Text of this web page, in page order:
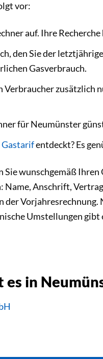
vor:
auf. Ihre
den Sie der
Gasverbrauch.
zusätzlich
für Neumünster
Gastarifentdeckt? Es
Sie wunschgemäß
Anschrift,
der
Umstellungen
es in